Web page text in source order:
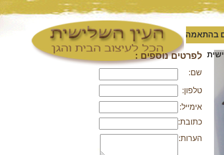
בהתאמה
לפרטים נוספים :
שם:
טלפון:
אימייל:
כתובת:
הערות: